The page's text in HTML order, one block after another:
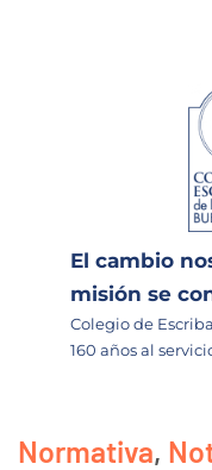
El cambio
misión se
Colegio de
160 años al
Normativa,